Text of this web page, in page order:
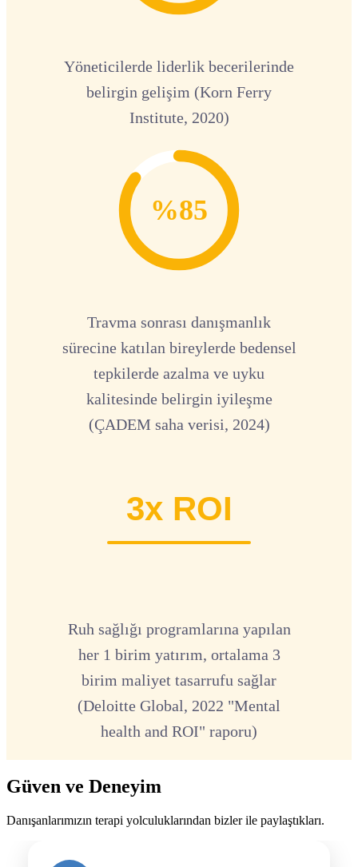
Yöneticilerde liderlik becerilerinde
belirgin gelişim (Korn Ferry
Institute, 2020)
%85
Travma sonrası danışmanlık
sürecine katılan bireylerde bedensel
tepkilerde azalma ve uyku
kalitesinde belirgin iyileşme
(ÇADEM saha verisi, 2024)
3x ROI
Ruh sağlığı programlarına yapılan
her 1 birim yatırım, ortalama 3
birim maliyet tasarrufu sağlar
(Deloitte Global, 2022 "Mental
health and ROI" raporu)
Güven ve Deneyim
Danışanlarımızın terapi yolculuklarından bizler ile paylaştıkları.